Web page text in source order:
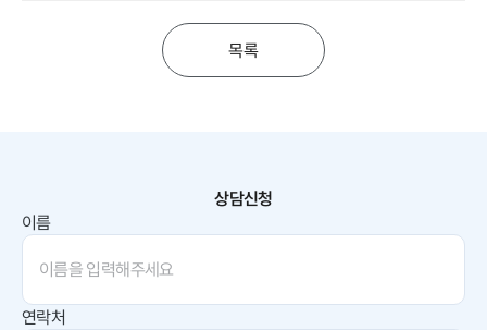
목록
상담신청
이름
연락처